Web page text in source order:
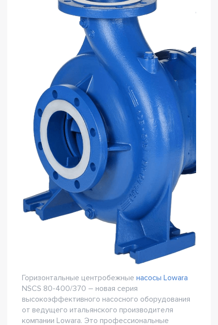
Горизонтальные центробежные насосы Lowara
NSCS 80-400/370 – новая серия
высокоэффективного насосного оборудования
от ведущего итальянского производителя
компании Lowara. Это профессиональные